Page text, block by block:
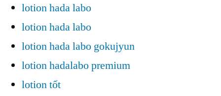
lotion hada labo
lotion hada labo
lotion hada labo gokujyun
lotion hadalabo premium
lotion tốt